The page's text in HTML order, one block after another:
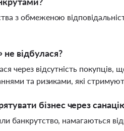
з обмеженою
відбулася?
через відсутність покупців,
та ризиками, які
бізнес через
банкрутство, намагаються